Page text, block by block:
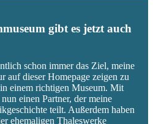
gibt es jetzt auch
schon immer das Ziel, meine
auf dieser Homepage zeigen zu
einem richtigen Museum. Mit
einen Partner, der meine
teilt. Außerdem haben
ehemaligen Thaleswerke